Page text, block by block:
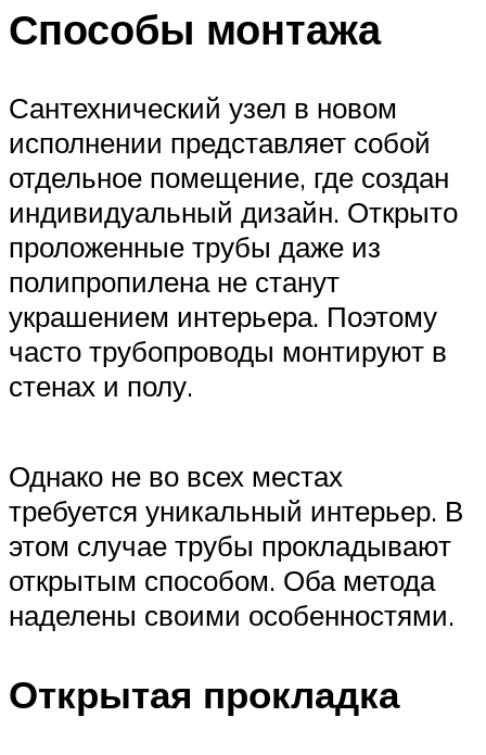
Способы монтажа
Сантехнический узел в новом
исполнении представляет собой
отдельное помещение, где создан
индивидуальный дизайн. Открыто
проложенные трубы даже из
полипропилена не станут
украшением интерьера. Поэтому
часто трубопроводы монтируют в
стенах и полу.
Однако не во всех местах
требуется уникальный интерьер. В
этом случае трубы прокладывают
открытым способом. Оба метода
наделены своими особенностями.
Открытая прокладка